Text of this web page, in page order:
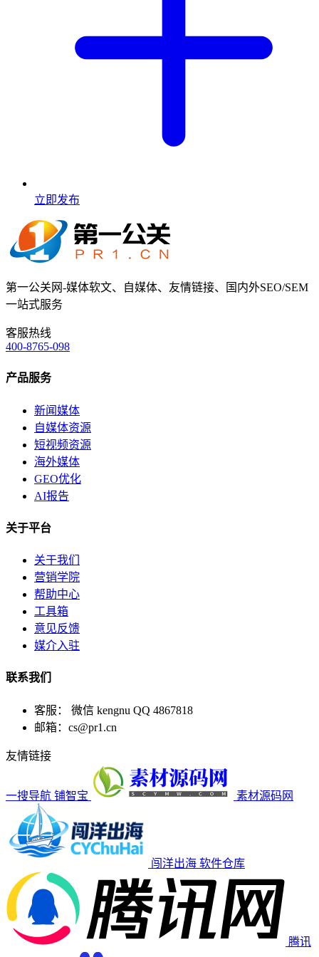
立即发布
第一公关网-媒体软文、自媒体、友情链接、国内外SEO/SEM
一站式服务
客服热线
400-8765-098
产品服务
新闻媒体
自媒体资源
短视频资源
海外媒体
GEO优化
AI报告
关于平台
关于我们
营销学院
帮助中心
工具箱
意见反馈
媒介入驻
联系我们
客服： 微信 kengnu QQ 4867818
邮箱：cs@pr1.cn
友情链接
一搜导航 铺智宝 素材源码网
闯洋出海 软件仓库
腾讯